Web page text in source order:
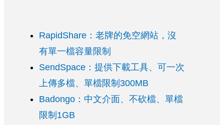
RapidShare：老牌的免空網站，沒
有單一檔容量限制
SendSpace：提供下載工具、可一次
上傳多檔、單檔限制300MB
Badongo：中文介面、不砍檔、單檔
限制1GB